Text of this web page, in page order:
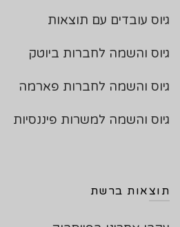
גיוס עובדים עם תוצאות
גיוס והשמה לחברות ביוטק
גיוס והשמה לחברות פארמה
גיוס והשמה למשרות פיננסיות
תוצאות ברשת